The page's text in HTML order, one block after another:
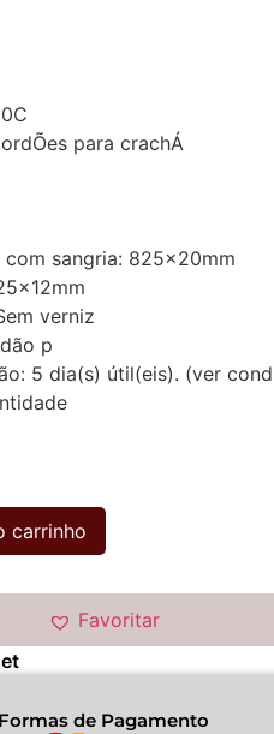
para crachÁ
sangria: 825x20mm
verniz
p
5 dia(s) útil(eis). (ver
carrinho
Favoritar
Formas de Pagamento